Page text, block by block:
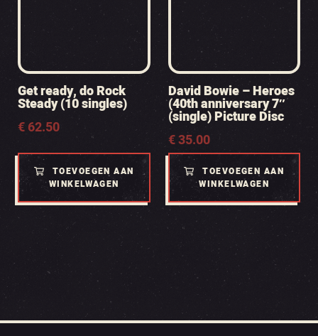
Get ready, do Rock
Steady (10 singles)
€62.50
TOEVOEGEN AAN
WINKELWAGEN
David Bowie – Heroes
(40th anniversary 7″
(single) Picture Disc
€35.00
TOEVOEGEN AAN
WINKELWAGEN